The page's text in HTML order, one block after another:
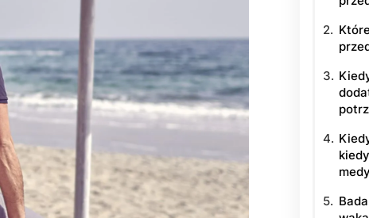
Ubezpieczenie na życie